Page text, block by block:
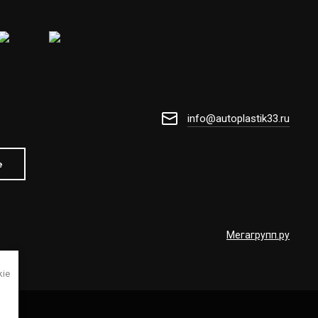
info@autoplastik33.ru
Мегагрупп.ру